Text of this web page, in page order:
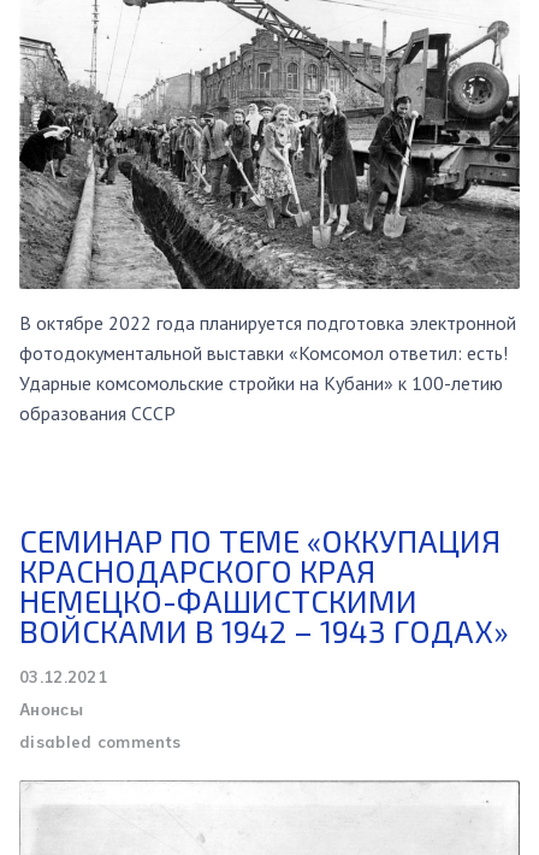
В октябре 2022 года планируется подготовка электронной
фотодокументальной выставки «Комсомол ответил: есть!
Ударные комсомольские стройки на Кубани» к 100-летию
образования СССР
СЕМИНАР ПО ТЕМЕ «ОККУПАЦИЯ
КРАСНОДАРСКОГО КРАЯ
НЕМЕЦКО-ФАШИСТСКИМИ
ВОЙСКАМИ В 1942 – 1943 ГОДАХ»
03.12.2021
Анонсы
disabled comments